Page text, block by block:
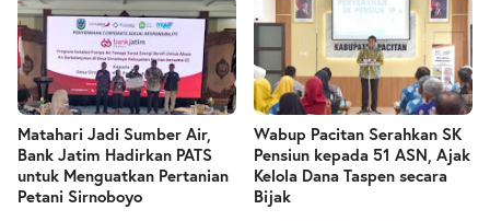
Matahari Jadi Sumber Air,
Bank Jatim Hadirkan PATS
untuk Menguatkan Pertanian
Petani Sirnoboyo
Wabup Pacitan Serahkan SK
Pensiun kepada 51 ASN, Ajak
Kelola Dana Taspen secara
Bijak